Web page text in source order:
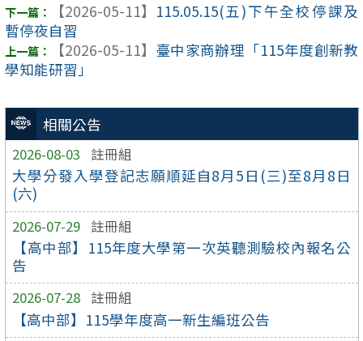
相關公告
2026-08-03 註冊組
大學分發入學登記志願順延自8月5日(三)至8月8日
(六)
2026-07-29 註冊組
【高中部】115年度大學第一次英聽測驗校內報名公
告
2026-07-28 註冊組
【高中部】115學年度高一新生編班公告
【2026-05-11】 115.05.15(五)下午全校停課及
暫停夜自習
【2026-05-11】 臺中家商辦理「115年度創新教
學知能研習」